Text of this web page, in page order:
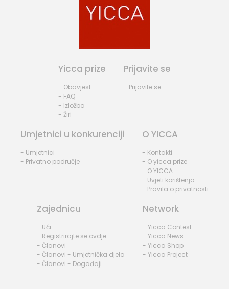
Yicca prize
- Obavjest
- FAQ
- Izložba
- Žiri
Prijavite se
- Prijavite se
Umjetnici u konkurenciji
- Umjetnici
- Privatno područje
O YICCA
- Kontakti
- O yicca prize
- O YICCA
- Uvjeti korištenja
- Pravila o privatnosti
Zajednicu
- Ući
- Registrirajte se ovdje
- Članovi
- Članovi - Umjetnička djela
- Članovi - Događaji
Network
- Yicca Contest
- Yicca News
- Yicca Shop
- Yicca Project